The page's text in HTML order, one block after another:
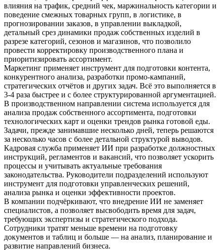
влияния на трафик, средний чек, маржинальность категории и
поведение смежных товарных групп, в логистике, в
прогнозировании заказов, в управлении выкладкой,
детальный срез динамики продаж собственных изделий в
разрезе категорий, сезонов и магазинов, что позволило
провести корректировку производственного плана и
приоритизировать ассортимент.
Маркетинг применяет инструмент для подготовки контента,
конкурентного анализа, разработки промо-кампаний,
стратегических отчётов и других задач. Всё это выполняется в
3-4 раза быстрее и с более структурированной аргументацией.
В производственном направлении система используется для
анализа продаж собственного ассортимента, подготовки
технологических карт и оценки трендов рынка готовой еды.
Задачи, прежде занимавшие несколько дней, теперь решаются
за несколько часов с более детальной структурой выводов.
Кадровая служба применяет ИИ при разработке должностных
инструкций, регламентов и вакансий, что позволяет ускорить
процессы и учитывать актуальные требования
законодательства. Руководители подразделений используют
инструмент для подготовки управленческих решений,
анализа рынка и оценки эффективности проектов.
В компании подчёркивают, что внедрение ИИ не заменяет
специалистов, а позволяет высвободить время для задач,
требующих экспертизы и стратегического подхода.
Сотрудники тратят меньше времени на подготовку
документов и таблиц и больше — на анализ, планирование и
развитие направлений бизнеса.